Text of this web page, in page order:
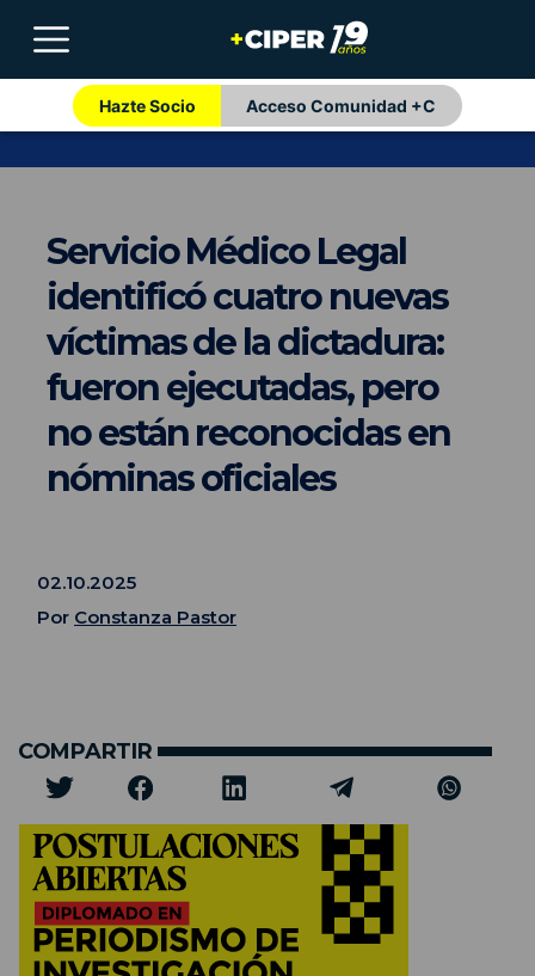
Hazte Socio Acceso Comunidad +C
Servicio Médico Legal
identificó cuatro nuevas
víctimas de la dictadura:
fueron ejecutadas, pero
no están reconocidas en
nóminas oficiales
02.10.2025
Por Constanza Pastor
COMPARTIR